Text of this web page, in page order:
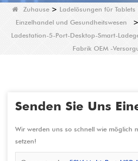
Zuhause > Ladelösungen für Tablets
Einzelhandel und Gesundheitswesen
Ladestation-5-Port-Desktop-Smart-
Fabrik OEM -
Senden Sie Uns
Wir werden uns so schnell wie möglich
setzen!